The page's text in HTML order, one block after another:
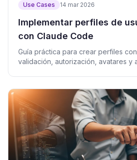
Use Cases 14 mar 2026
Implementar perfiles de
con Claude Code
Guía práctica para crear perfiles con
validación, autorización, avatares y